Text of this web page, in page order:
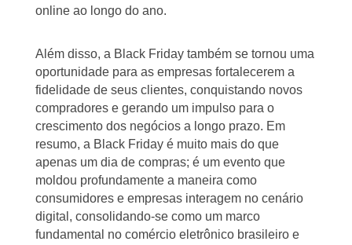
online ao longo do ano.
Além disso, a Black Friday também se tornou uma
oportunidade para as empresas fortalecerem a
fidelidade de seus clientes, conquistando novos
compradores e gerando um impulso para o
crescimento dos negócios a longo prazo. Em
resumo, a Black Friday é muito mais do que
apenas um dia de compras; é um evento que
moldou profundamente a maneira como
consumidores e empresas interagem no cenário
digital, consolidando-se como um marco
fundamental no comércio eletrônico brasileiro e